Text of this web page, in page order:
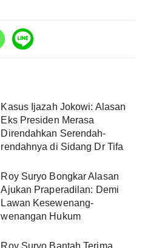
Kasus Ijazah Jokowi: Alasan
Eks Presiden Merasa
Direndahkan Serendah-
rendahnya di Sidang Dr Tifa
Roy Suryo Bongkar Alasan
Ajukan Praperadilan: Demi
Lawan Kesewenang-
wenangan Hukum
Roy Suryo Bantah Terima